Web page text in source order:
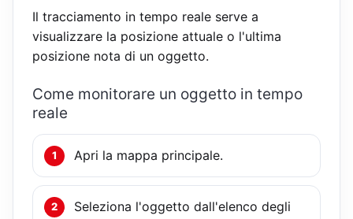
Il tracciamento in tempo reale serve a
visualizzare la posizione attuale o l'ultima
posizione nota di un oggetto.
Come monitorare un oggetto in tempo
reale
Apri la mappa principale.
Seleziona l'oggetto dall'elenco degli